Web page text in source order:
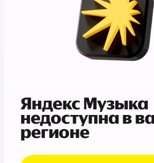
Яндекс Музыка
недоступна в
регионе